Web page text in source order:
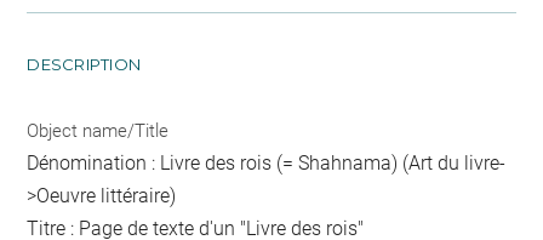
DESCRIPTION
Object name/Title
Dénomination : Livre des rois (= Shahnama) (Art du livre-
>Oeuvre littéraire)
Titre : Page de texte d'un "Livre des rois"